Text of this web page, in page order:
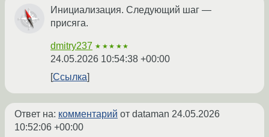
Инициализация. Следующий шаг —
присяга.
dmitry237 ★★★★★
24.05.2026 10:54:38 +00:00
Ссылка
Ответ на: комментарий от dataman 24.05.2026
10:52:06 +00:00